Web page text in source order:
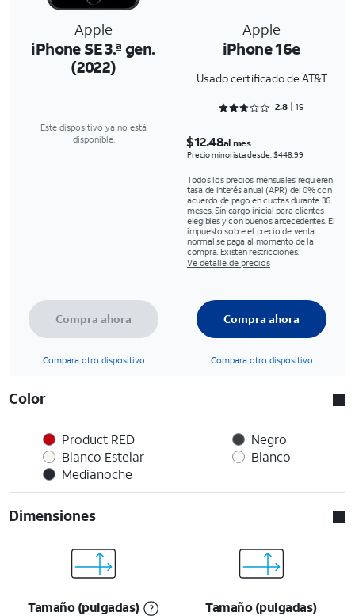
Apple
iPhone SE 3.ª gen.
(2022)
Apple
iPhone 16e
Usado certificado de AT&T
Rated 2.8947 out of 5
2.8 19
Este dispositivo ya no está
disponible.
$12.48al mes
Precio minorista desde: $448.99
Todos los precios mensuales requieren
tasa de interés anual (APR) del 0% con
acuerdo de pago en cuotas durante 36
meses. Sin cargo inicial para clientes
elegibles y con buenos antecedentes. El
impuesto sobre el precio de venta
normal se paga al momento de la
compra. Existen restricciones.
Ve detalle de precios
Compra ahora
Compara otro dispositivo
Compra ahora
Compara otro dispositivo
Color
Product RED
Blanco Estelar
Medianoche
Negro
Blanco
Dimensiones
Tamaño (pulgadas)
Tamaño (pulgadas)